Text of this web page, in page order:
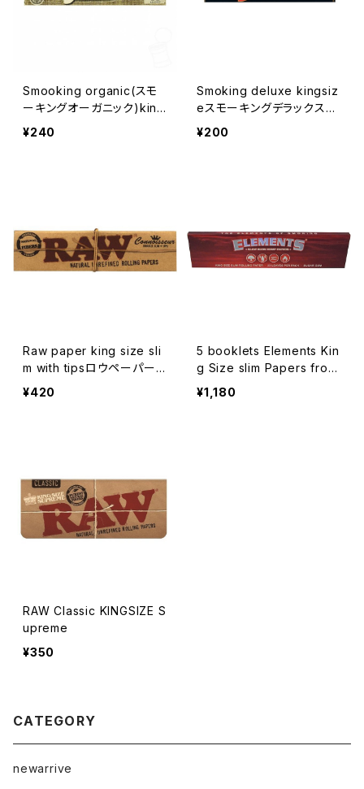
Smooking organic(スモ
ーキングオーガニック)king
size 無漂白
¥240
Smoking deluxe kingsiz
eスモーキングデラックスキ
ングサイズ ライスペーパー
¥200
Raw paper king size sli
m with tipsロウペーパー
キングサイズスリム フィルタ
¥420
5 booklets Elements Kin
g Size slim Papers from
Hemp 110mm 巻紙 エレメ
ンツ5冊セット
¥1,180
RAW Classic KINGSIZE S
upreme
¥350
CATEGORY
newarrive